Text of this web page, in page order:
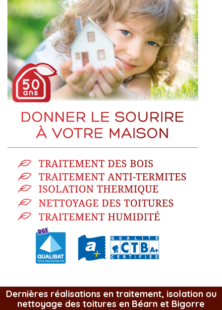
Dernières réalisations en traitement, isolation ou
nettoyage des toitures en Béarn et Bigorre